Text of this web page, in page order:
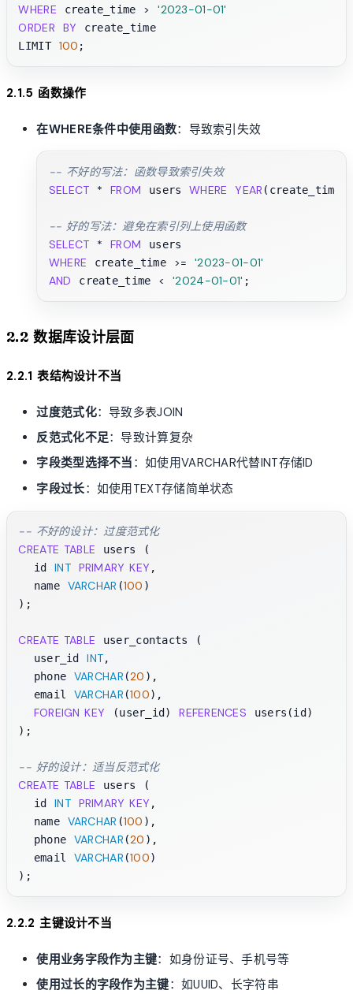
WHERE create_time >
'2023-01-01'
ORDER
BY create_time
LIMIT 100
2.1.5 函数操作
在WHERE条件中使用函数：导致索引失效
-- 不好的写法：函数导致索引失效
SELECT
* FROM users WHERE YEAR
-- 好的写法：避免在索引列上使用函数
SELECT
* FROM
WHERE create_time >=
'2023-01-01'
AND
create_time < '2024-01-01'
2.2 数据库设计层面
2.2.1 表结构设计不当
过度范式化：导致多表JOIN
反范式化不足：导致计算复杂
字段类型选择不当 ：如使用VARCHAR代替INT存储ID
字段过长：如使用TEXT存储简单状态
-- 不好的设计：过度范式化
CREATE TABLE users (
  id
INT PRIMARY KEY ,
  name
VARCHAR (100 )
);
CREATE TABLE user_contacts (
  user_id
INT,
  phone
VARCHAR (20 ),
  email
VARCHAR (100),
FOREIGN KEY (user_id) REFERENCES users(id)
);
-- 好的设计：适当反范式化
CREATE TABLE users (
  id
INT PRIMARY KEY ,
  name
VARCHAR (100 ),
  phone
VARCHAR (20 ),
  email
VARCHAR (100)
2.2.2 主键设计不当
使用业务字段作为主键：如身份证号、手机号等
使用过长的字段作为主键：如UUID、长字符串